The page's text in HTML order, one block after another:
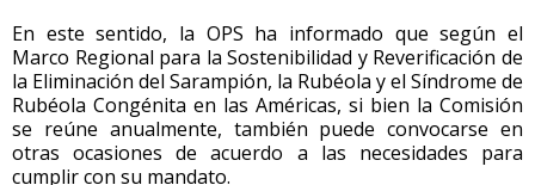
En este sentido, la OPS ha informado que según el
Marco Regional para la Sostenibilidad y Reverificación de
la Eliminación del Sarampión, la Rubéola y el Síndrome de
Rubéola Congénita en las Américas, si bien la Comisión
se reúne anualmente, también puede convocarse en
otras ocasiones de acuerdo a las necesidades para
cumplir con su mandato.